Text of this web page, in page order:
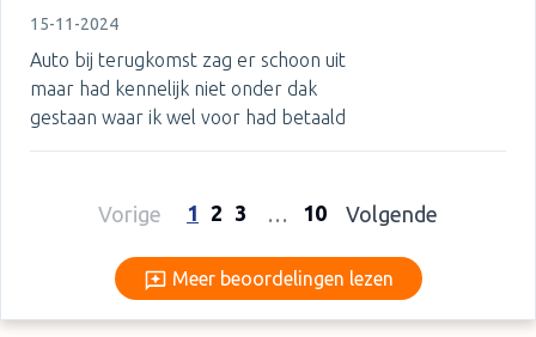
15-11-2024
Auto bij terugkomst zag er schoon uit
maar had kennelijk niet onder dak
gestaan waar ik wel voor had betaald
Vorige 1 2 3 … 10 Volgende
Meer beoordelingen lezen
Meer beoordelingen lezen